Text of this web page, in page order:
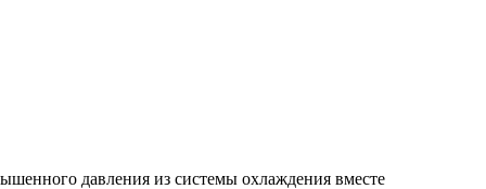
давления из системы охлаждения вместе